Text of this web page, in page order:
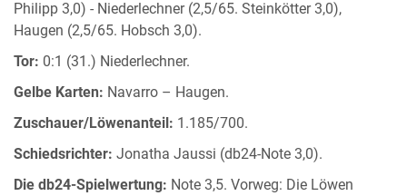
Philipp 3,0) - Niederlechner (2,5/65. Steinkötter 3,0),
Haugen (2,5/65. Hobsch 3,0).
Tor: 0:1 (31.) Niederlechner.
Gelbe Karten: Navarro – Haugen.
Zuschauer/Löwenanteil: 1.185/700.
Schiedsrichter: Jonatha Jaussi (db24-Note 3,0).
Die db24-Spielwertung: Note 3,5. Vorweg: Die Löwen